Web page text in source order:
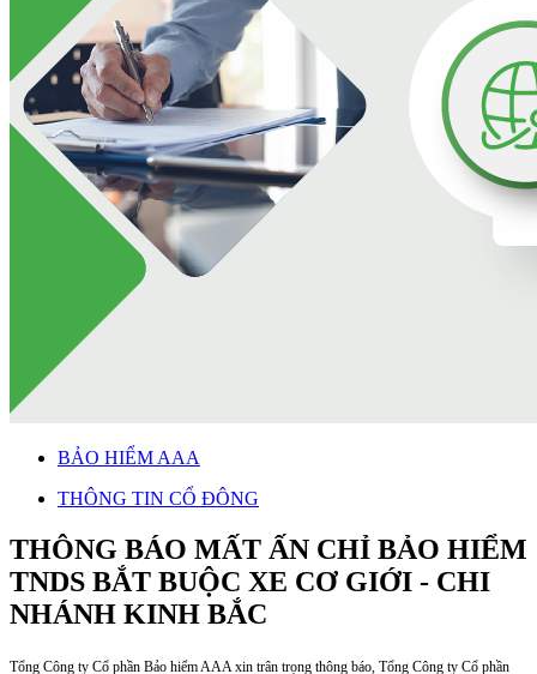
BẢO HIỂM AAA
THÔNG TIN CỔ ĐÔNG
THÔNG BÁO MẤT ẤN CHỈ BẢO HIỂM
TNDS BẮT BUỘC XE CƠ GIỚI - CHI
NHÁNH KINH BẮC
Tổng Công ty Cổ phần Bảo hiểm AAA xin trân trọng thông báo, Tổng Công ty Cổ phần